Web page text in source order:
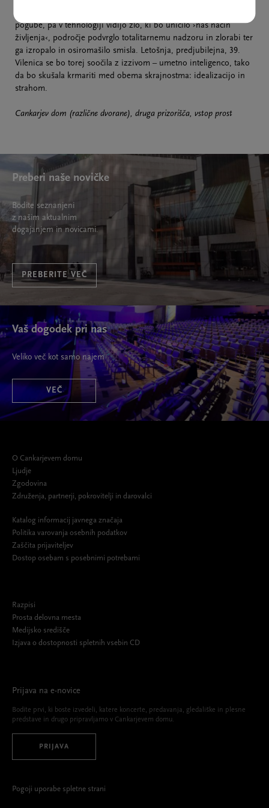
pogube, pa v tehnologiji vidijo zlo, ki bo uničilo ›naš način
življenja‹, področje podvrglo totalitarnemu nadzoru in zlorabi ter
ga izropalo in osiromašilo smisla. Letošnja, predjubilejna, 39.
Vilenica se bo torej soočila z izzivom – umetno inteligenco, tako
da bo skušala krmariti med obema skrajnostma: idealizacijo in
strahom.
Cankarjev dom (različne dvorane), druga prizorišča, vstop prost
Preberi naše novičke
Bodite seznanjeni
z našim aktualnim
dogajanjem in novicami.
PREBERITE VEČ
Vaš dogodek pri nas
Veliko več kot samo najem
VEČ
O Cankarjevem domu
Ljudje
Zgodovina
Združenja, partnerji, pokrovitelji in darovalci
Katalog informacij javnega značaja
Politika varovanja osebnih podatkov
Zaščita prijaviteljev
Dostop osebam s posebnimi potrebami
Razpisi
Prosta delovna mesta
Medijsko središče
Izjava o dostopnosti spletnih vsebin CD
Prijava na e-novice
Bodite prvi, ki boste izvedeli, katere koncerte, predavanja, gledališke in plesne
predstave in drugo pripravljamo v Cankarjevem domu.
PRIJAVA
Pogoji uporabe spletne strani